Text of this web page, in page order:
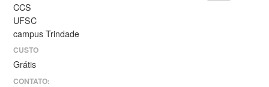
CCS
UFSC
campus Trindade
CUSTO
Grátis
CONTATO: